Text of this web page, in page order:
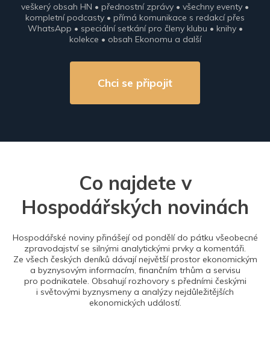
veškerý obsah HN • přednostní zprávy • všechny eventy •
kompletní podcasty • přímá komunikace s redakcí přes
WhatsApp • speciální setkání pro členy klubu • knihy •
kolekce • obsah Ekonomu a další
Chci se připojit
Co najdete v
Hospodářských novinách
Hospodářské noviny přinášejí od pondělí do pátku všeobecné
zpravodajství se silnými analytickými prvky a komentáři.
Ze všech českých deníků dávají největší prostor ekonomickým
a byznysovým informacím, finančním trhům a servisu
pro podnikatele. Obsahují rozhovory s předními českými
i světovými byznysmeny a analýzy nejdůležitějších
ekonomických událostí.